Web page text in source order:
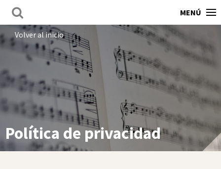
MENÚ
Volver al inicio
Política de privacidad